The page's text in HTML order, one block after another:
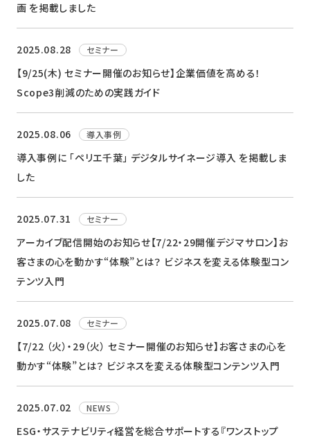
画 を掲載しました
2025.08.28 セミナー
【9/25(木) セミナー開催のお知らせ】企業価値を高める！
Scope3削減のための実践ガイド
2025.08.06 導入事例
導入事例に 「ペリエ千葉」 デジタルサイネージ導入 を掲載しま
した
2025.07.31 セミナー
アーカイブ配信開始のお知らせ【7/22・29開催デジマサロン】お
客さまの心を動かす“体験”とは？​ ビジネスを変える体験型コン
テンツ入門
2025.07.08 セミナー
【7/22 （火）・29（火） セミナー開催のお知らせ】お客さまの心を
動かす“体験”とは？​ ビジネスを変える体験型コンテンツ入門
2025.07.02 NEWS
ESG・サステナビリティ経営を総合サポートする『ワンストップ